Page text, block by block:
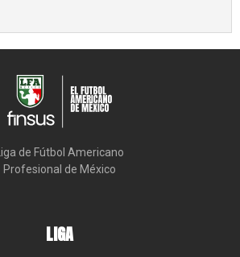
Liga de Fútbol Americano
Profesional de México
LIGA